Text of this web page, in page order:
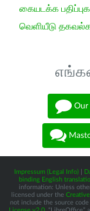
கையடக்க
வெளியீடு
Our
Impressum (Legal Info)
binding English
information: Unless
licensed under the
not include the source